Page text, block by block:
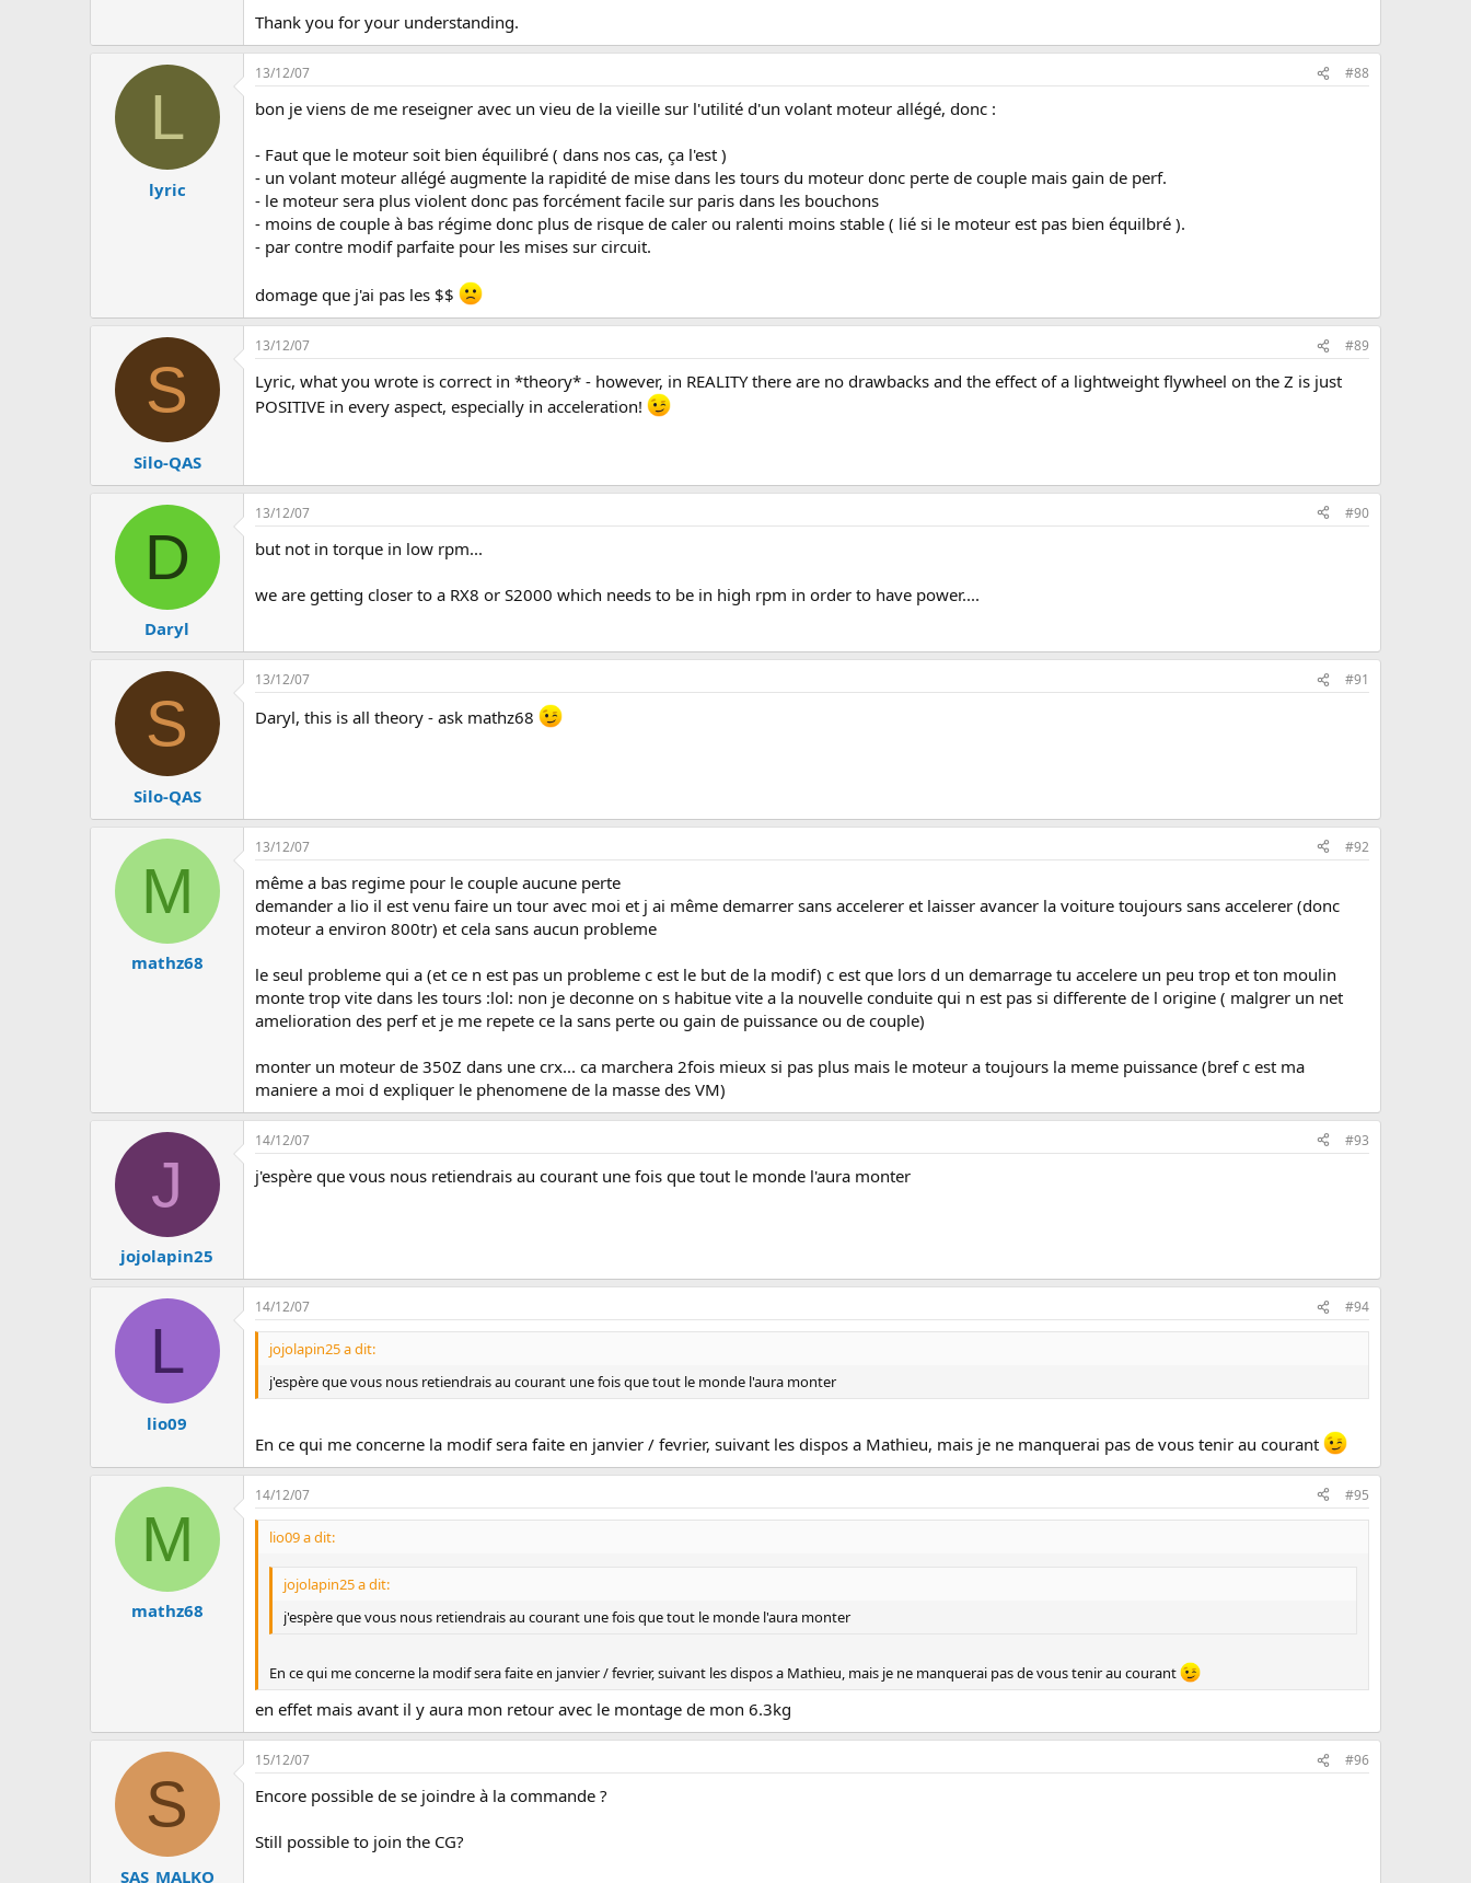
Thank you for your understanding.
L
lyric
13/12/07 #88
bon je viens de me reseigner avec un vieu de la vieille sur l'utilité d'un volant moteur allégé, donc :
- Faut que le moteur soit bien équilibré ( dans nos cas, ça l'est )
- un volant moteur allégé augmente la rapidité de mise dans les tours du moteur donc perte de couple mais gain de perf.
- le moteur sera plus violent donc pas forcément facile sur paris dans les bouchons
- moins de couple à bas régime donc plus de risque de caler ou ralenti moins stable ( lié si le moteur est pas bien équilbré ).
- par contre modif parfaite pour les mises sur circuit.
domage que j'ai pas les $$
S
Silo-QAS
13/12/07 #89
Lyric, what you wrote is correct in *theory* - however, in REALITY there are no drawbacks and the effect of a lightweight flywheel on the Z is just
POSITIVE in every aspect, especially in acceleration!
D
Daryl
13/12/07 #90
but not in torque in low rpm...
we are getting closer to a RX8 or S2000 which needs to be in high rpm in order to have power....
S
Silo-QAS
13/12/07 #91
Daryl, this is all theory - ask mathz68
M
mathz68
13/12/07 #92
même a bas regime pour le couple aucune perte
demander a lio il est venu faire un tour avec moi et j ai même demarrer sans accelerer et laisser avancer la voiture toujours sans accelerer (donc
moteur a environ 800tr) et cela sans aucun probleme
le seul probleme qui a (et ce n est pas un probleme c est le but de la modif) c est que lors d un demarrage tu accelere un peu trop et ton moulin
monte trop vite dans les tours :lol: non je deconne on s habitue vite a la nouvelle conduite qui n est pas si differente de l origine ( malgrer un net
amelioration des perf et je me repete ce la sans perte ou gain de puissance ou de couple)
monter un moteur de 350Z dans une crx... ca marchera 2fois mieux si pas plus mais le moteur a toujours la meme puissance (bref c est ma
maniere a moi d expliquer le phenomene de la masse des VM)
J
jojolapin25
14/12/07 #93
j'espère que vous nous retiendrais au courant une fois que tout le monde l'aura monter
L
lio09
14/12/07 #94
jojolapin25 a dit:
j'espère que vous nous retiendrais au courant une fois que tout le monde l'aura monter
En ce qui me concerne la modif sera faite en janvier / fevrier, suivant les dispos a Mathieu, mais je ne manquerai pas de vous tenir au courant
M
mathz68
14/12/07 #95
lio09 a dit:
jojolapin25 a dit:
j'espère que vous nous retiendrais au courant une fois que tout le monde l'aura monter
En ce qui me concerne la modif sera faite en janvier / fevrier, suivant les dispos a Mathieu, mais je ne manquerai pas de vous tenir au courant
en effet mais avant il y aura mon retour avec le montage de mon 6.3kg
S
SAS_MALKO
15/12/07 #96
Encore possible de se joindre à la commande ?
Still possible to join the CG?